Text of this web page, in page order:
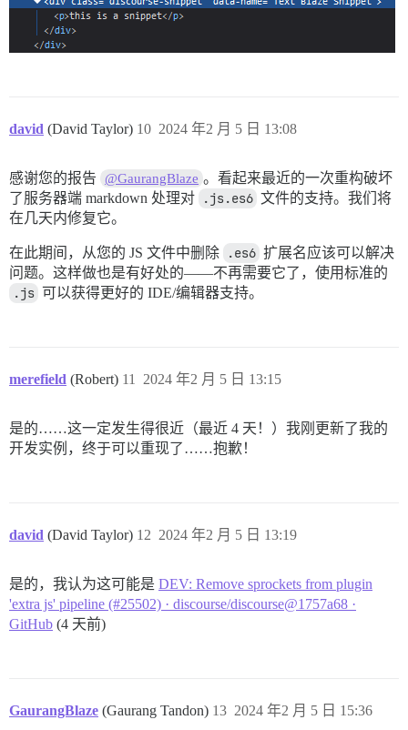
david (David Taylor) 2024 年2 月 5 日 13:08
10
感谢您的报告 @GaurangBlaze 。看起来最近的一次重构破坏
了服务器端 markdown 处理对
.js.es6 文件的支持。我们将
在几天内修复它。
在此期间，从您的 JS 文件中删除 .es6 扩展名应该可以解决
问题。这样做也是有好处的——不再需要它了，使用标准的
.js 可以获得更好的 IDE/编辑器支持。
merefield (Robert) 2024 年2 月 5 日 13:15
11
是的……这一定发生得很近（最近 4 天！）我刚更新了我的
开发实例，终于可以重现了……抱歉！
david (David Taylor) 2024 年2 月 5 日 13:19
12
是的，我认为这可能是 DEV: Remove sprockets from plugin
'extra js' pipeline (#25502) · discourse/discourse@1757a68 ·
GitHub (4 天前)
GaurangBlaze (Gaurang Tandon) 2024 年2 月 5 日 15:36
13